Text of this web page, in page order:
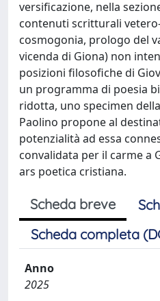
versificazione, nella
contenuti scritturali
cosmogonia, prologo del
vicenda di Giona) non
posizioni filosofiche di
un programma di poesia
ridotta, uno specimen
Paolino propone al
potenzialità ad essa
convalidata per il carme a
ars poetica cristiana.
Scheda breve
Scheda completa
Anno
2025